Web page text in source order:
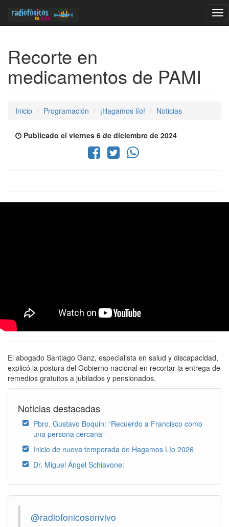
Recorte en
medicamentos de PAMI
Inicio Programación ¡Hagamos lío! Noticias
Publicado el viernes 6 de diciembre de 2024
El abogado Santiago Ganz, especialista en salud y discapacidad,
explicó la postura del Gobierno nacional en recortar la entrega de
remedios gratuitos a jubilados y pensionados.
Noticias destacadas
Pbro. Gustavo Boquin: “Recuerdo a Francisco como
una persona cercana”
Inicio de nueva temporada de Hagamos Lío 2026
Dr. Miguel Ángel Schiavone:
@radiofonicosenvivo